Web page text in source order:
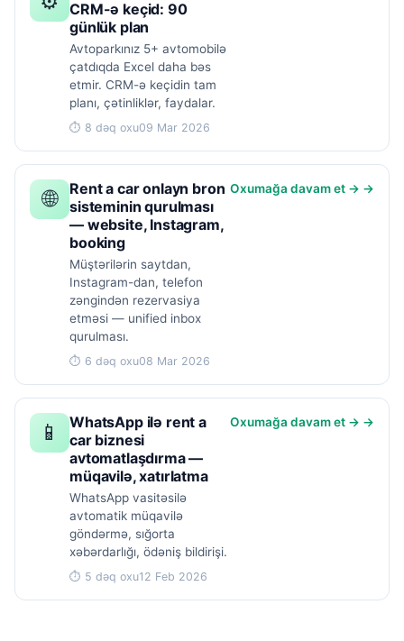
CRM-ə keçid: 90
günlük plan
Avtoparkınız 5+ avtomobilə
çatdıqda Excel daha bəs
etmir. CRM-ə keçidin tam
planı, çətinliklər, faydalar.
⏱ 8 dəq oxu09 Mar 2026
🌐
Rent a car onlayn bron
sisteminin qurulması
— website, Instagram,
booking
Müştərilərin saytdan,
Instagram-dan, telefon
zəngindən rezervasiya
etməsi — unified inbox
qurulması.
⏱ 6 dəq oxu08 Mar 2026
Oxumağa davam et → →
📱
WhatsApp ilə rent a
car biznesi
avtomatlaşdırma —
müqavilə, xatırlatma
WhatsApp vasitəsilə
avtomatik müqavilə
göndərmə, sığorta
xəbərdarlığı, ödəniş bildirişi.
⏱ 5 dəq oxu12 Feb 2026
Oxumağa davam et → →